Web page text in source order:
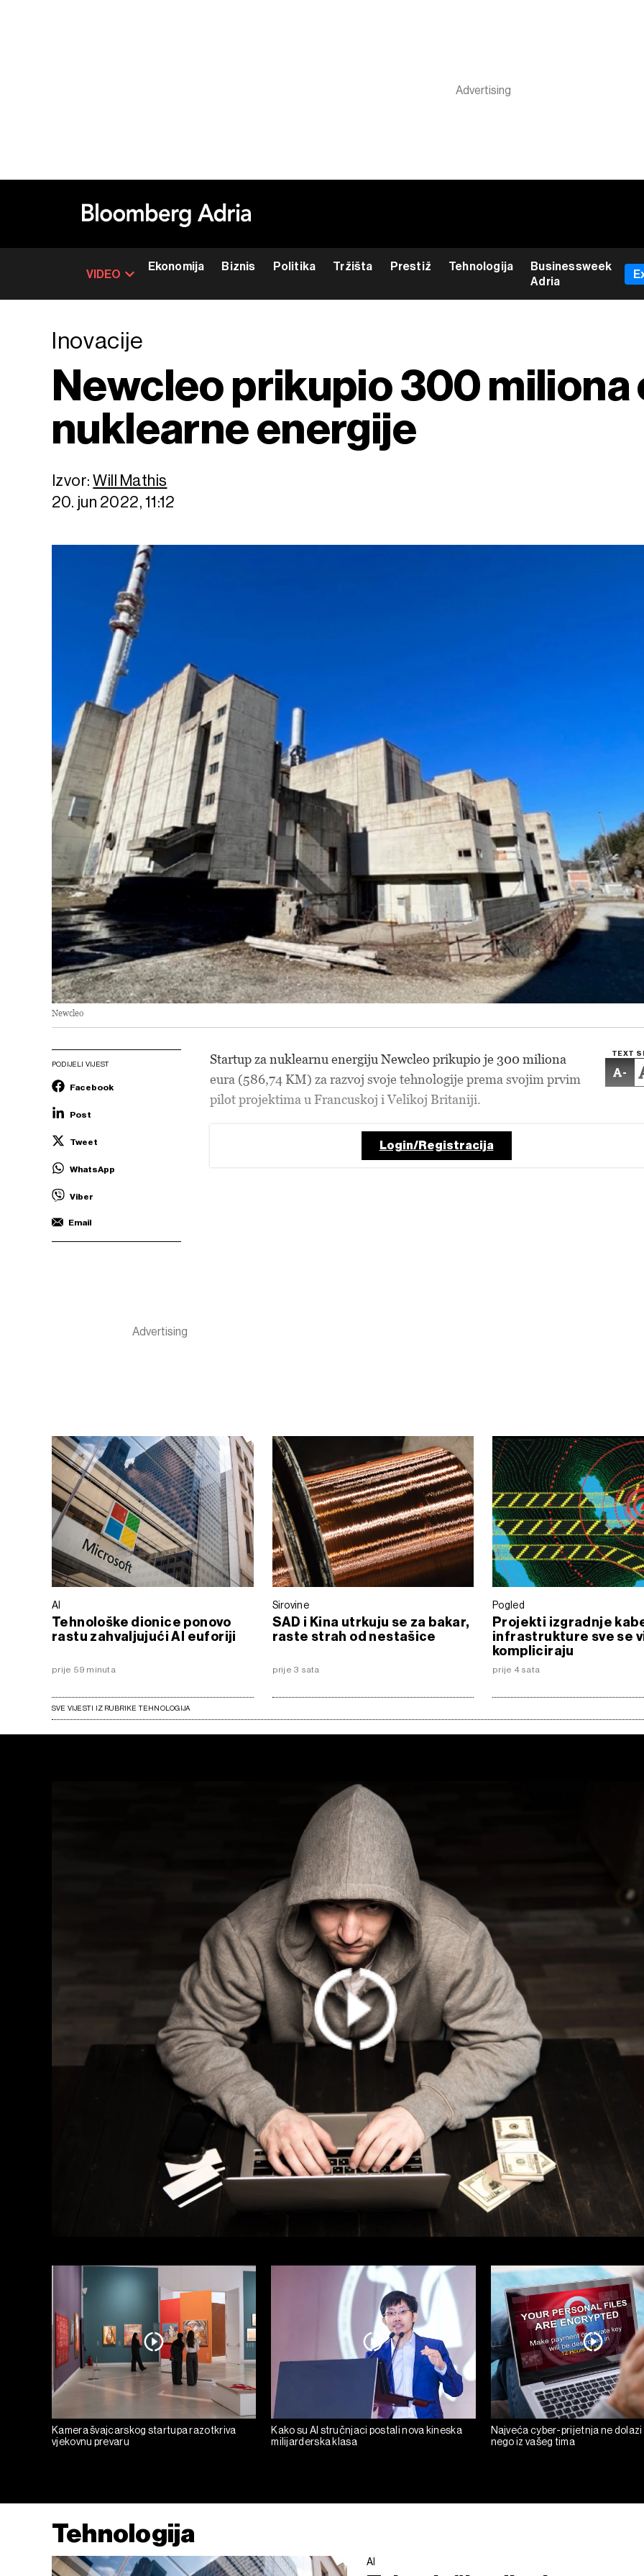
VIDEO
Ekonomija Biznis Politika Tržišta Prestiž Tehnologija
Businessweek
Adria
Inovacije
Newcleo prikupio 300 miliona
nuklearne energije
Izvor:Will Mathis
20. jun 2022, 11:12
Newcleo
PODIJELI VIJEST
Facebook
Post
Tweet
WhatsApp
Viber
Email
TEXT
-
Startup za nuklearnu energiju Newcleo prikupio je 300 miliona
eura (586,74 KM) za razvoj svoje tehnologije prema svojim prvim
pilot projektima u Francuskoj i Velikoj Britaniji.
Login/Registracija
AI
Tehnološke dionice ponovo
rastu zahvaljujući AI euforiji
prije 59 minuta
Sirovine
SAD i Kina utrkuju se za bakar,
raste strah od nestašice
prije 3 sata
Pogled
Projekti izgradnje
infrastrukture sve se
kompliciraju
prije 4 sata
SVE VIJESTI IZ RUBRIKE TEHNOLOGIJA
Kamera švajcarskog startupa razotkriva
vjekovnu prevaru
Kako su AI stručnjaci postali nova kineska
milijarderska klasa
Najveća cyber-prijetnja ne dolazi
nego iz vašeg tima
Tehnologija
AI